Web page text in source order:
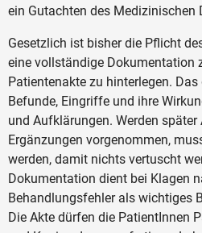
ein Gutachten des Medizinischen
Gesetzlich ist bisher die Pflicht
eine vollständige Dokumentation
Patientenakte zu hinterlegen.
Befunde, Eingriffe und ihre
und Aufklärungen. Werden später
Ergänzungen vorgenommen,
werden, damit nichts vertuscht
Dokumentation dient bei Klagen
Behandlungsfehler als wichtiges
Die Akte dürfen die PatientInnen